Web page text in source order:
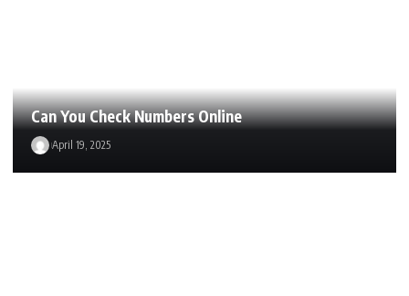
Can You Check Numbers Online
April 19, 2025